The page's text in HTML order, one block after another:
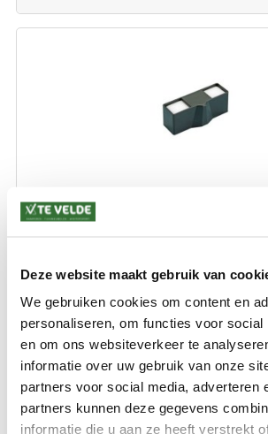
Deze website maakt gebruik van
We gebruiken cookies om content en
personaliseren, om functies voor social
en om ons websiteverkeer te
informatie over uw gebruik van onze
partners voor social media, adverteren
partners kunnen deze gegevens
informatie die u aan ze heeft verstrekt
THETFORD C2/C3/C4 FLOAT
€ 12,99